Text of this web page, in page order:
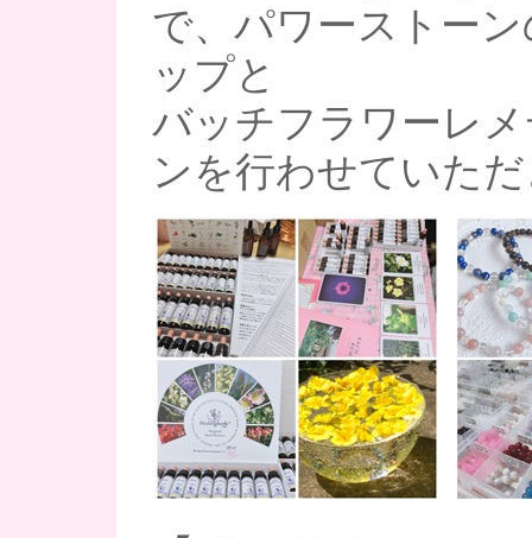
で、パワーストー
ップと
バッチフラワーレ
ンを行わせていた